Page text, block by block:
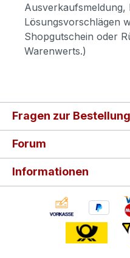
Lösungsvorschlägen
Shopgutschein oder
Warenwerts.)
Fragen zur
Forum
Informationen